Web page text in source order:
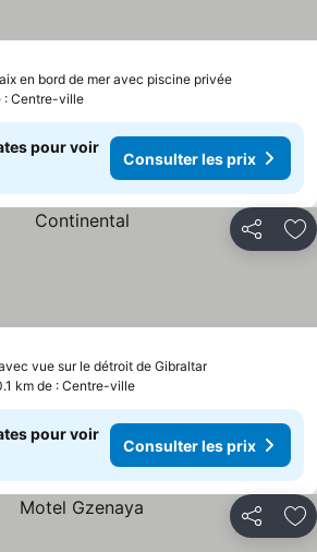
en bord de mer avec piscine privée
: Centre-ville
pour voir
Consulter les prix
Partager
vue sur le détroit de Gibraltar
km de : Centre-ville
pour voir
Consulter les prix
Partager